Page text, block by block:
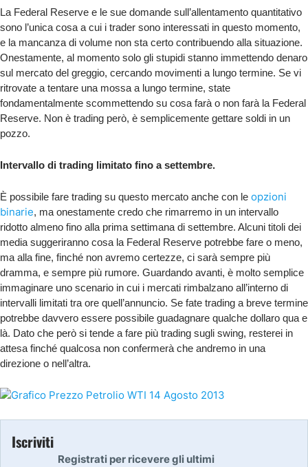
La Federal Reserve e le sue domande sull’allentamento quantitativo
sono l’unica cosa a cui i trader sono interessati in questo momento,
e la mancanza di volume non sta certo contribuendo alla situazione.
Onestamente, al momento solo gli stupidi stanno immettendo denaro
sul mercato del greggio, cercando movimenti a lungo termine. Se vi
ritrovate a tentare una mossa a lungo termine, state
fondamentalmente scommettendo su cosa farà o non farà la Federal
Reserve. Non è trading però, è semplicemente gettare soldi in un
pozzo.
Intervallo di trading limitato fino a settembre.
È possibile fare trading su questo mercato anche con le opzioni
binarie, ma onestamente credo che rimarremo in un intervallo
ridotto almeno fino alla prima settimana di settembre. Alcuni titoli dei
media suggeriranno cosa la Federal Reserve potrebbe fare o meno,
ma alla fine, finché non avremo certezze, ci sarà sempre più
dramma, e sempre più rumore. Guardando avanti, è molto semplice
immaginare uno scenario in cui i mercati rimbalzano all’interno di
intervalli limitati tra ore quell’annuncio. Se fate trading a breve termine
potrebbe davvero essere possibile guadagnare qualche dollaro qua e
là. Dato che però si tende a fare più trading sugli swing, resterei in
attesa finché qualcosa non confermerà che andremo in una
direzione o nell’altra.
Iscriviti
Registrati per ricevere gli ultimi